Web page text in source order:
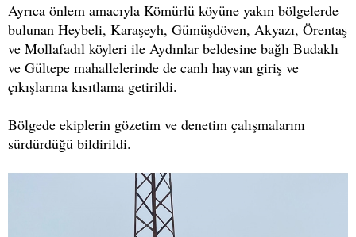
Ayrıca önlem amacıyla Kömürlü köyüne yakın bölgelerde
bulunan Heybeli, Karaşeyh, Gümüşdöven, Akyazı, Örentaş
ve Mollafadıl köyleri ile Aydınlar beldesine bağlı Budaklı
ve Gültepe mahallelerinde de canlı hayvan giriş ve
çıkışlarına kısıtlama getirildi.
Bölgede ekiplerin gözetim ve denetim çalışmalarını
sürdürdüğü bildirildi.